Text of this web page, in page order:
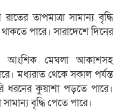
তাপমাত্রা সামান্য বৃদ্ধি
পারে। সারাদেশে দিনের
আংশিক মেঘলা আকাশসহ
মধ্যরাত থেকে সকাল পর্যন্ত
ধরনের কুয়াশা পড়তে পারে।
বৃদ্ধি পেতে পারে।